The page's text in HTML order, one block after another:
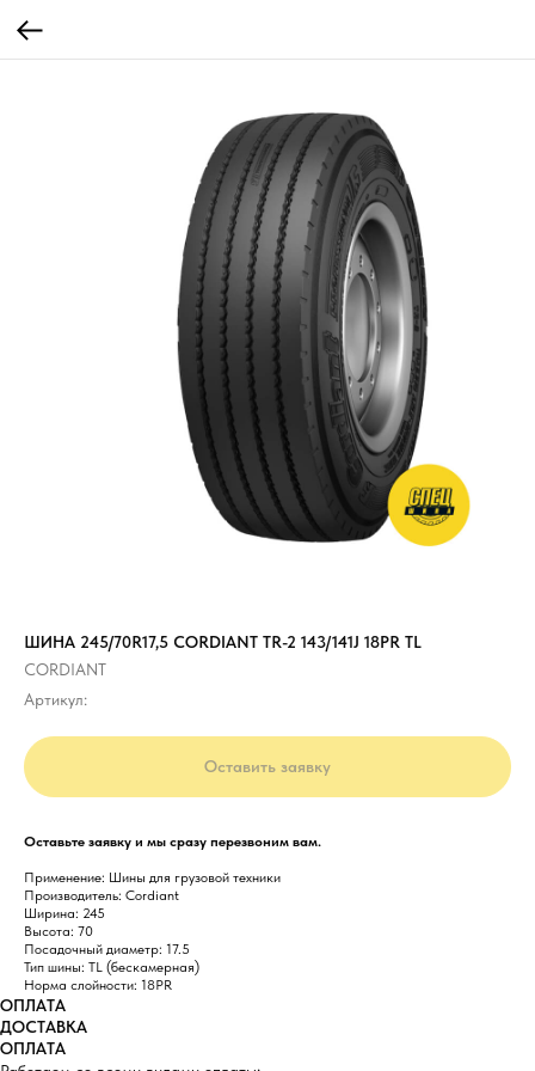
ШИНА 245/70R17,5 CORDIANT TR-2 143/141J 18PR TL
CORDIANT
Артикул:
Оставить заявку
Оставьте заявку и мы сразу перезвоним вам.
Применение: Шины для грузовой техники
Производитель: Cordiant
Ширина: 245
Высота: 70
Посадочный диаметр: 17.5
Тип шины: TL (бескамерная)
Норма слойности: 18PR
ОПЛАТА
ДОСТАВКА
ОПЛАТА